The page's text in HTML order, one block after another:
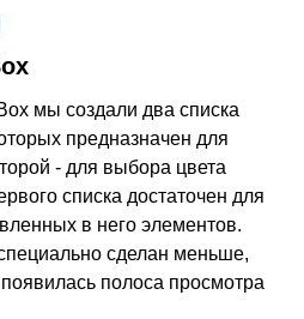
мы создали два списка
предназначен для
- для выбора цвета
списка достаточен для
в него элементов.
сделан меньше,
полоса просмотра